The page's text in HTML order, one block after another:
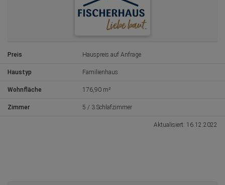
Preis Hauspreis auf Anfrage
Haustyp Familienhaus
Wohnfläche 176,90 m²
Zimmer 5 / 3 Schlafzimmer
Aktualisiert: 16.12.2022